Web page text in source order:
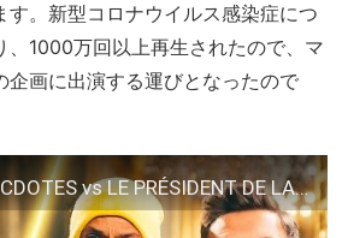
す。新型コロナウイルス感染症につ
、1000万回以上再生されたので、マ
企画に出演する運びとなったので
CONCOURS D'ANECDOTES vs LE PRÉSIDENT DE LA RÉPUBLIQUE